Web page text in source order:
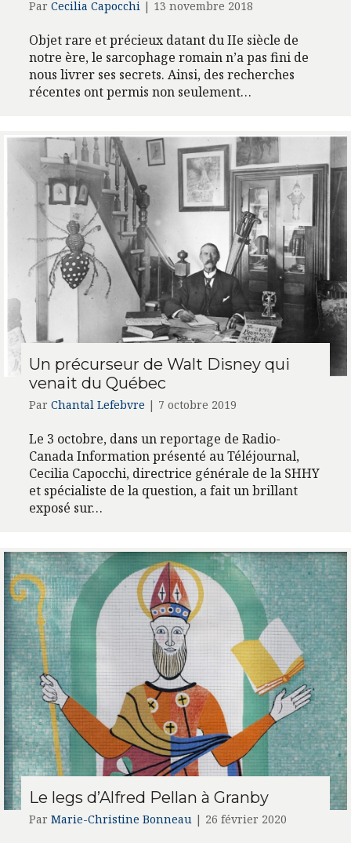
Par Cecilia Capocchi | 13 novembre 2018
Objet rare et précieux datant du IIe siècle de
notre ère, le sarcophage romain n’a pas fini de
nous livrer ses secrets. Ainsi, des recherches
récentes ont permis non seulement…
Un précurseur de Walt Disney qui
venait du Québec
Par Chantal Lefebvre | 7 octobre 2019
Le 3 octobre, dans un reportage de Radio-
Canada Information présenté au Téléjournal,
Cecilia Capocchi, directrice générale de la SHHY
et spécialiste de la question, a fait un brillant
exposé sur…
Le legs d’Alfred Pellan à Granby
Par Marie-Christine Bonneau | 26 février 2020